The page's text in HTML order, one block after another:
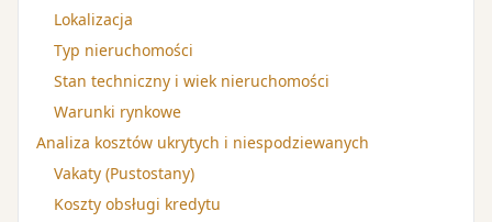
Lokalizacja
Typ nieruchomości
Stan techniczny i wiek nieruchomości
Warunki rynkowe
Analiza kosztów ukrytych i niespodziewanych
Vakaty (Pustostany)
Koszty obsługi kredytu